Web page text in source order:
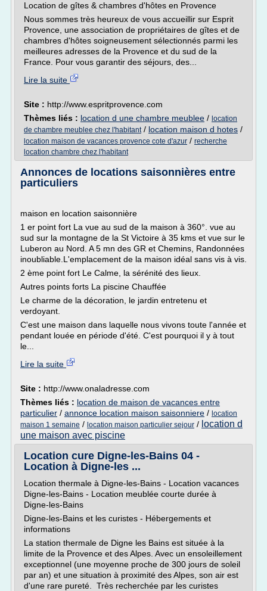
Location de gîtes & chambres d'hôtes en Provence
Nous sommes très heureux de vous accueillir sur Esprit
Provence, une association de propriétaires de gîtes et de
chambres d'hôtes soigneusement sélectionnés parmi les
meilleures adresses de la Provence et du sud de la
France. Pour vous garantir des séjours, des...
Lire la suite
Site : http://www.espritprovence.com
Thèmes liés : location d une chambre meublee / location
de chambre meublee chez l'habitant/ location maison d hotes /
location maison de vacances provence cote d'azur / recherche
location chambre chez l'habitant
Annonces de locations saisonnières entre
particuliers
maison en location saisonnière
1 er point fort La vue au sud de la maison à 360°. vue au
sud sur la montagne de la St Victoire à 35 kms et vue sur le
Luberon au Nord. A 5 mn des GR et Chemins, Randonnées
inoubliable.L'emplacement de la maison idéal sans vis à vis.
2 ème point fort Le Calme, la sérénité des lieux.
Autres points forts La piscine Chauffée
Le charme de la décoration, le jardin entretenu et
verdoyant.
C'est une maison dans laquelle nous vivons toute l'année et
pendant louée en période d'été. C'est pourquoi il y à tout
le...
Lire la suite
Site : http://www.onaladresse.com
Thèmes liés : location de maison de vacances entre
particulier / annonce location maison saisonniere / location
maison 1 semaine / location maison particulier sejour / location d
une maison avec piscine
Location cure Digne-les-Bains 04 -
Location à Digne-les ...
Location thermale à Digne-les-Bains - Location vacances
Digne-les-Bains - Location meublée courte durée à
Digne-les-Bains
Digne-les-Bains et les curistes - Hébergements et
informations
La station thermale de Digne les Bains est située à la
limite de la Provence et des Alpes. Avec un ensoleillement
exceptionnel (une moyenne proche de 300 jours de soleil
par an) et une situation à proximité des Alpes, son air est
d'une rare pureté. Très recherchée par les curistes